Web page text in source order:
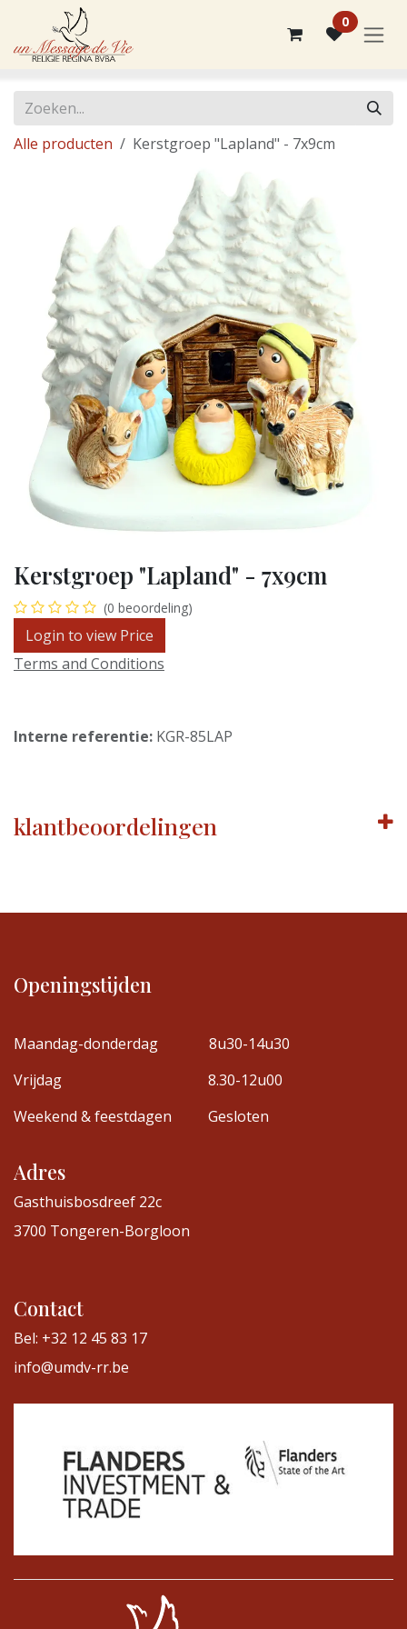
Overslaan naar inhoud
0
Alle producten Kerstgroep "Lapland" - 7x9cm
Kerstgroep "Lapland" - 7x9cm
(0 beoordeling)
Login to view Price
Terms and Conditions
Interne referentie: KGR-85LAP
klantbeoordelingen
Openingstijden
Maandag-donderdag
8u30-14u30
Vrijdag
8.30-12u00
Weekend & feestdagen
Gesloten
Adres
Gasthuisbosdreef 22c
3700 Tongeren-Borgloon
Contact
Bel: +32 12 45 83 17
info@umdv-rr.be